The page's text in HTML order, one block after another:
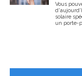
Vous
solaire
un porte-